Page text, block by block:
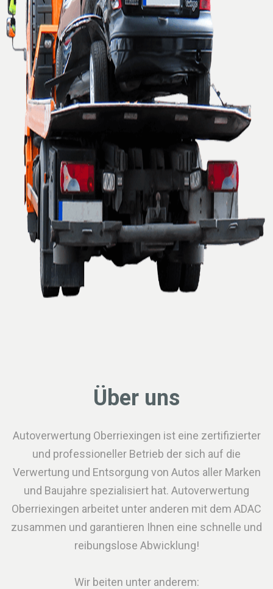
Über uns
Autoverwertung Oberriexingen ist eine zertifizierter
und professioneller Betrieb der sich auf die
Verwertung und Entsorgung von Autos aller Marken
und Baujahre spezialisiert hat. Autoverwertung
Oberriexingen arbeitet unter anderen mit dem ADAC
zusammen und garantieren Ihnen eine schnelle und
reibungslose Abwicklung!
Wir beiten unter anderem: